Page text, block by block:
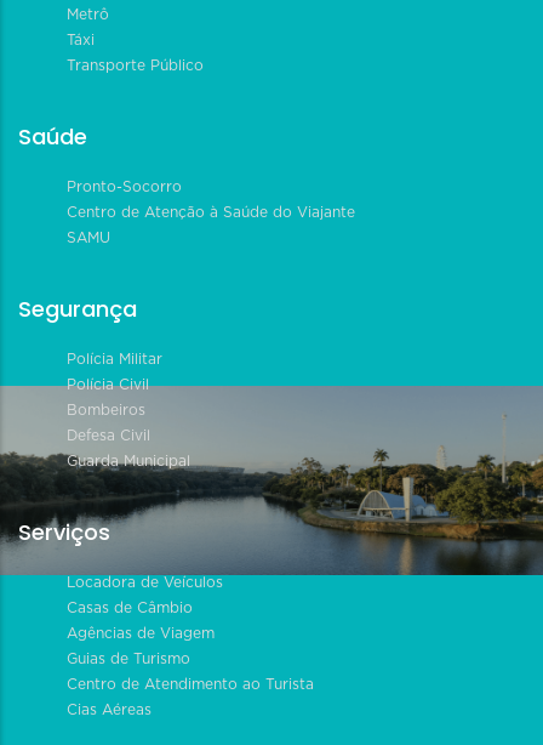
Metrô
Táxi
Transporte Público
Saúde
Pronto-Socorro
Centro de Atenção à Saúde do Viajante
SAMU
Segurança
Polícia Militar
Polícia Civil
Bombeiros
Defesa Civil
Guarda Municipal
Serviços
Locadora de Veículos
Casas de Câmbio
Agências de Viagem
Guias de Turismo
Centro de Atendimento ao Turista
Cias Aéreas